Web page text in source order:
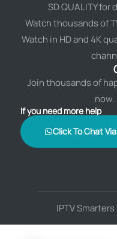
SD QUALITY
Watch thousands of
Watch in HD and 4K
Join thousands of
now.
If you need more help
Click To Chat
IPTV